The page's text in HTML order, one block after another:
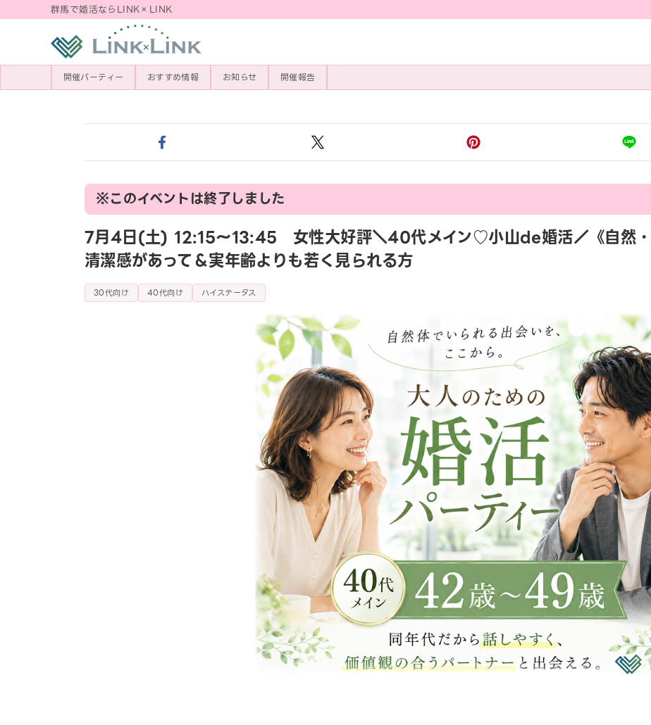
群馬で婚活ならLINK×LINK
開催パーティー おすすめ情報 お知らせ 開催報告
※このイベントは終了しました
7月4日(土) 12:15〜13:45 女性大好評＼40代メイン♡小山de婚活／《自然・
清潔感があって＆実年齢よりも若く見られる方
30代向け 40代向け ハイステータス